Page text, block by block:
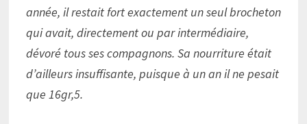
année, il restait fort exactement un seul brocheton
qui avait, directement ou par intermédiaire,
dévoré tous ses compagnons. Sa nourriture était
d’ailleurs insuffisante, puisque à un an il ne pesait
que 16gr,5.